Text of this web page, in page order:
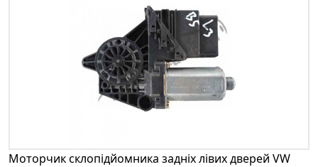
Моторчик склопідйомника задніх лівих дверей VW